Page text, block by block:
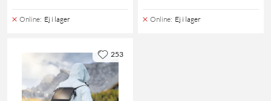
Online: Ej i lager Online: Ej i lager
253